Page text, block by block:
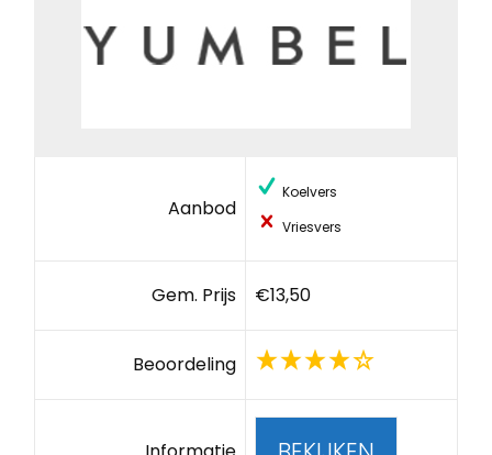
Aanbod
Koelvers
Vriesvers
Gem. Prijs €13,50
Beoordeling